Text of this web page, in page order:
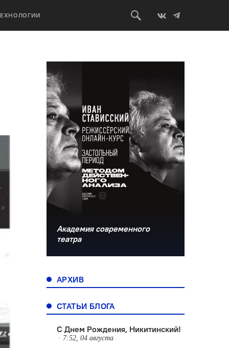
Академия современного
театра
АРХИВ
СТАТЬИ БЛОГА
С Днем Рождения, Никитинский!
7:52, 04 августа